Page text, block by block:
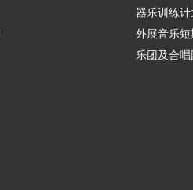
器乐训练计
外展音乐短
乐团及合